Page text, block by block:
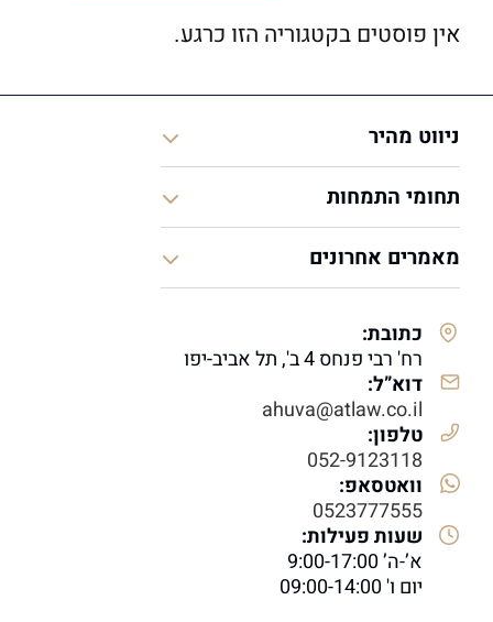
אין פוסטים בקטגוריה הזו כרגע.
כתובת:
רח' רבי פנחס 4 ב', תל אביב-יפו
דוא”ל:
ahuva@atlaw.co.il
טלפון:
052-9123118
וואטסאפ:
0523777555
שעות פעילות:
א’-ה’ 9:00-17:00
יום ו' 09:00-14:00
ניווט מהיר
תחומי התמחות
מאמרים אחרונים